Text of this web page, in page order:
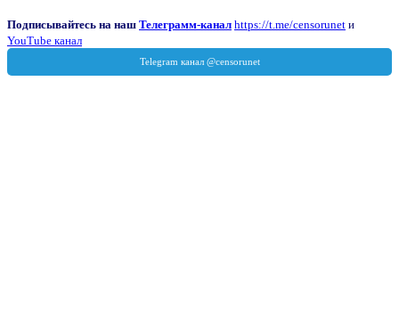
Подписывайтесь на наш Телеграмм-канал https://t.me/censorunet и
YouTube канал